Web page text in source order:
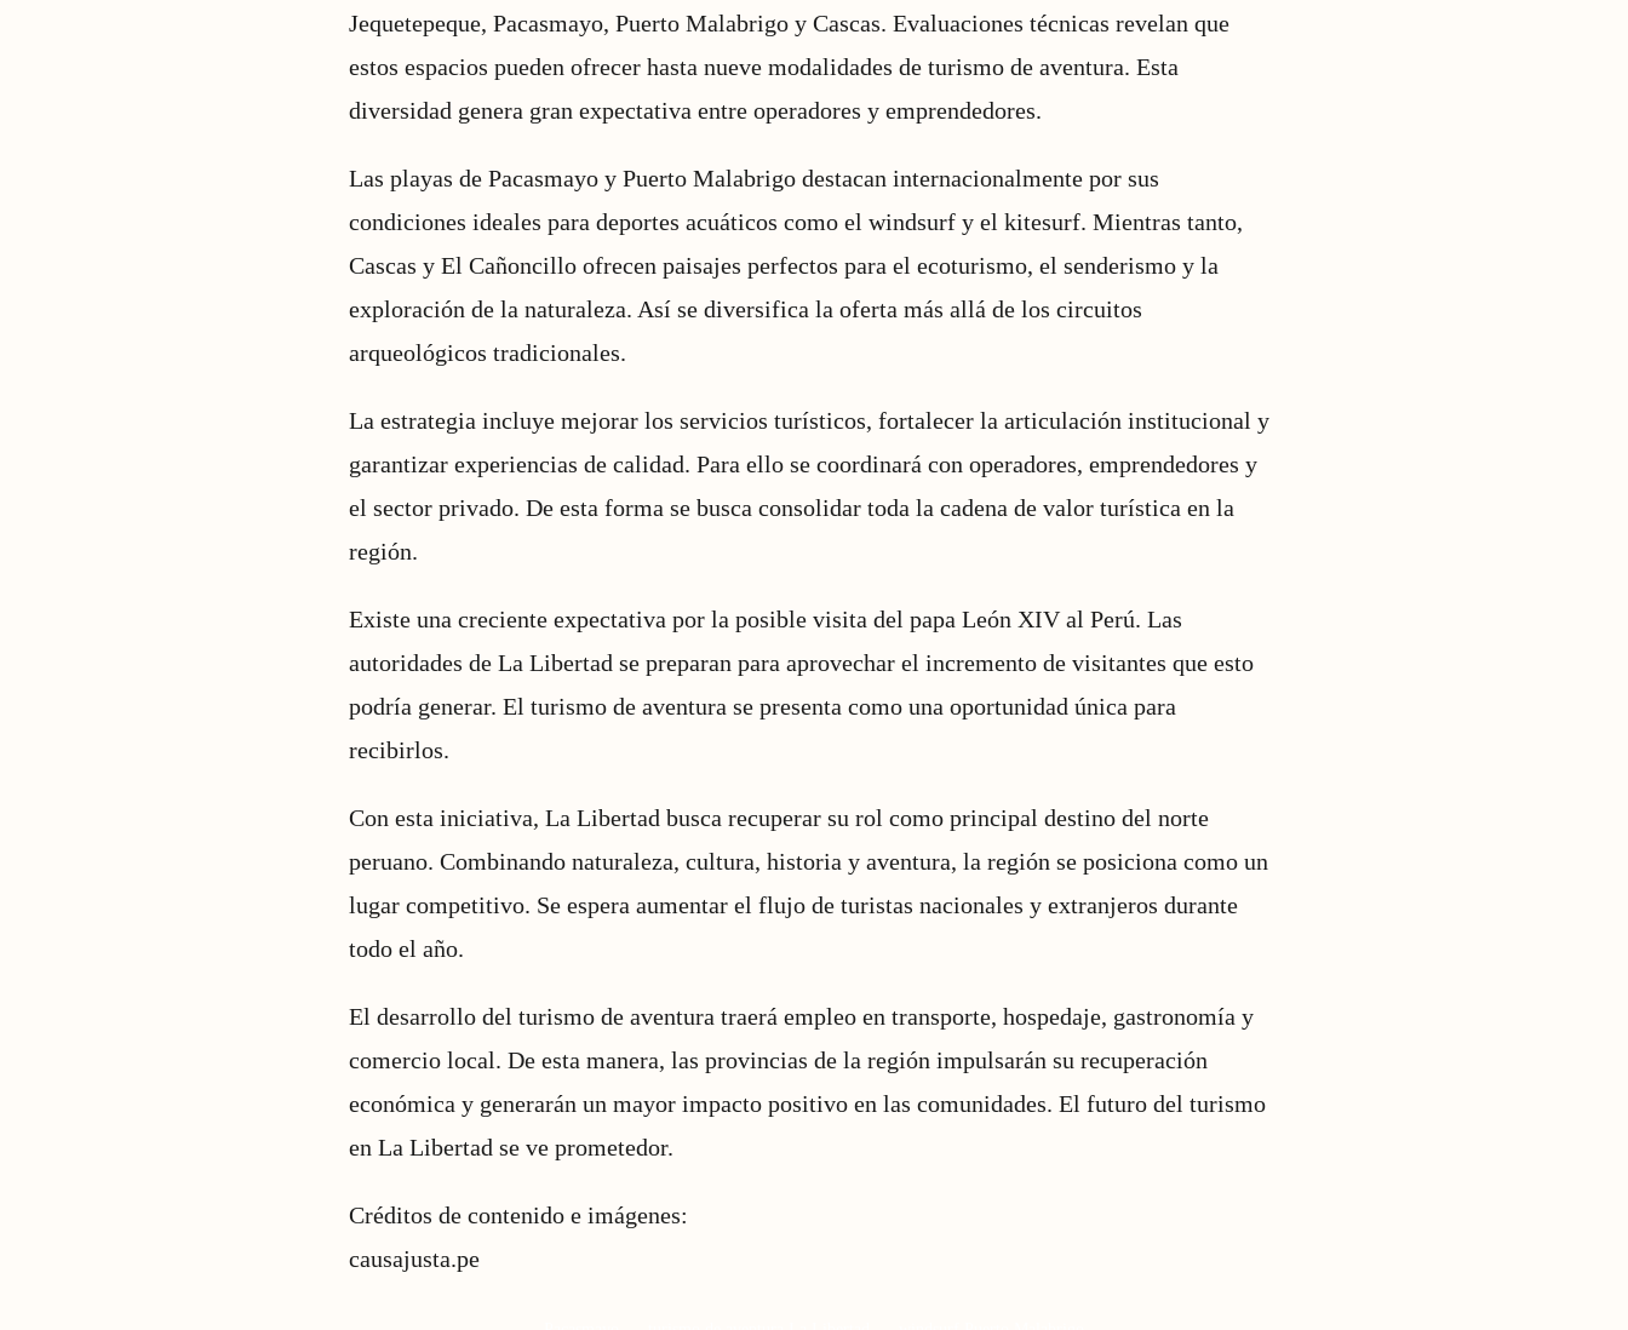
Jequetepeque, Pacasmayo, Puerto Malabrigo y Cascas. Evaluaciones técnicas revelan que
estos espacios pueden ofrecer hasta nueve modalidades de turismo de aventura. Esta
diversidad genera gran expectativa entre operadores y emprendedores.
Las playas de Pacasmayo y Puerto Malabrigo destacan internacionalmente por sus
condiciones ideales para deportes acuáticos como el windsurf y el kitesurf. Mientras tanto,
Cascas y El Cañoncillo ofrecen paisajes perfectos para el ecoturismo, el senderismo y la
exploración de la naturaleza. Así se diversifica la oferta más allá de los circuitos
arqueológicos tradicionales.
La estrategia incluye mejorar los servicios turísticos, fortalecer la articulación institucional y
garantizar experiencias de calidad. Para ello se coordinará con operadores, emprendedores y
el sector privado. De esta forma se busca consolidar toda la cadena de valor turística en la
región.
Existe una creciente expectativa por la posible visita del papa León XIV al Perú. Las
autoridades de La Libertad se preparan para aprovechar el incremento de visitantes que esto
podría generar. El turismo de aventura se presenta como una oportunidad única para
recibirlos.
Con esta iniciativa, La Libertad busca recuperar su rol como principal destino del norte
peruano. Combinando naturaleza, cultura, historia y aventura, la región se posiciona como un
lugar competitivo. Se espera aumentar el flujo de turistas nacionales y extranjeros durante
todo el año.
El desarrollo del turismo de aventura traerá empleo en transporte, hospedaje, gastronomía y
comercio local. De esta manera, las provincias de la región impulsarán su recuperación
económica y generarán un mayor impacto positivo en las comunidades. El futuro del turismo
en La Libertad se ve prometedor.
Créditos de contenido e imágenes:
causajusta.pe